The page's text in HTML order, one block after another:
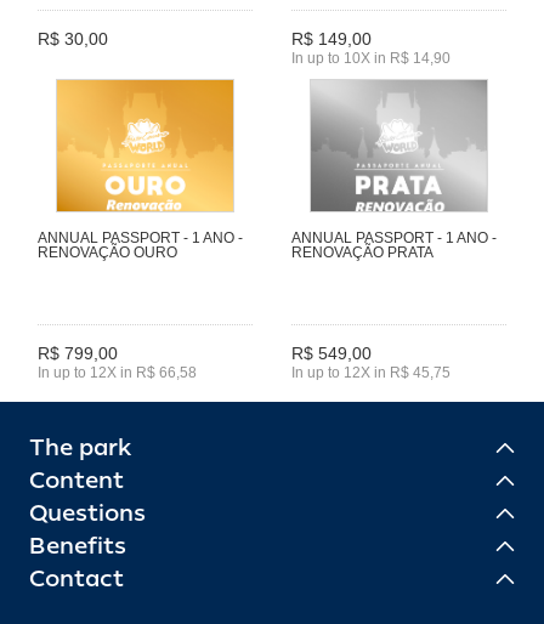
R$ 30,00 R$ 149,00
In up to 10X in R$ 14,90
ANNUAL PASSPORT - 1 ANO -
RENOVAÇÃO OURO
R$ 799,00
In up to 12X in R$ 66,58
ANNUAL PASSPORT - 1 ANO -
RENOVAÇÃO PRATA
R$ 549,00
In up to 12X in R$ 45,75
The park
Content
Questions
Benefits
Contact